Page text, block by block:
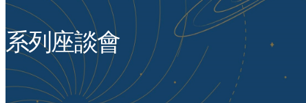
系列座談會